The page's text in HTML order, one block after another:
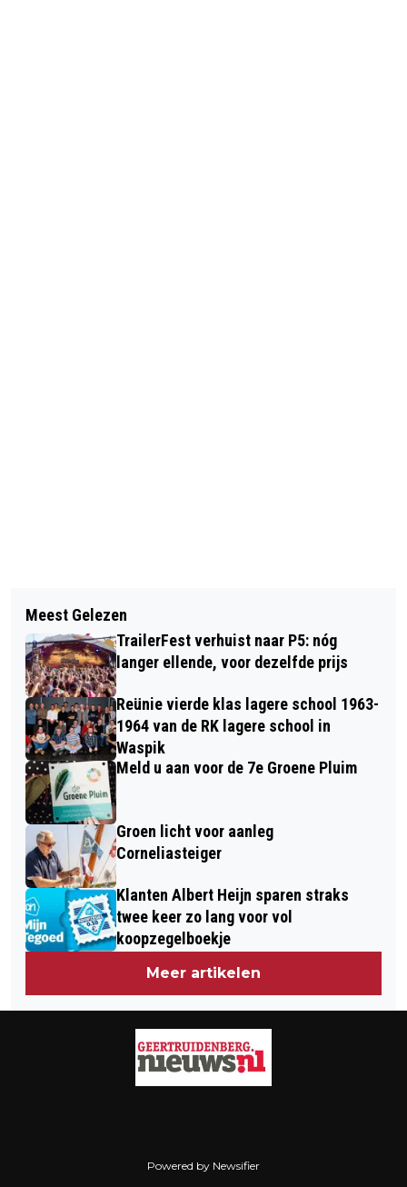
VOORTGANG FORMATIEPROCES
GEERTRUIDENBERG
EERSTE ONTTREKKINGSVERBODEN IN
MIDDEN- EN WEST-BRABANT
Meest Gelezen
TrailerFest verhuist naar P5: nóg
langer ellende, voor dezelfde prijs
Reünie vierde klas lagere school 1963-
1964 van de RK lagere school in
Waspik
Meld u aan voor de 7e Groene Pluim
Groen licht voor aanleg
Corneliasteiger
Klanten Albert Heijn sparen straks
twee keer zo lang voor vol
koopzegelboekje
Meer artikelen
Powered by Newsifier